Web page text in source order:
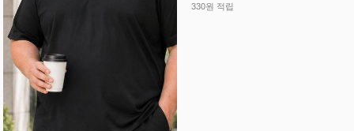
330원 적립